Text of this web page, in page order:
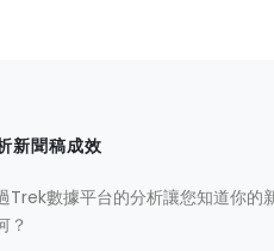
新聞稿成效
Trek數據平台的分析讓您知道你的
？